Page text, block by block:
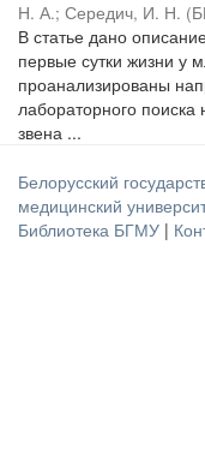
Н. А.; Середич, И. Н. (
В статье дано
первые сутки жизни у
проанализированы
лабораторного поиска
звена ...
Белорусский
медицинский
Библиотека БГМУ |